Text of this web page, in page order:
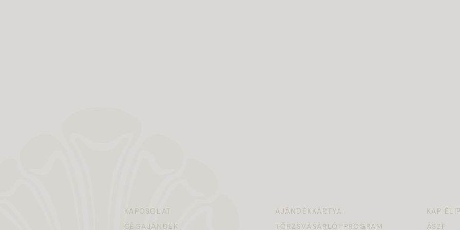
KAPCSOLAT AJÁNDÉKKÁRTYA
KAP
CÉGAJÁNDÉK
TÖRZSVÁSÁRLÓI PROGRAM ÁSZF